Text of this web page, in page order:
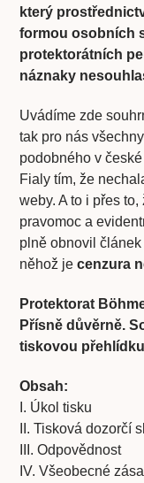
který
formou osobních
protektorátních
náznaky
Uvádíme zde
tak pro nás
podobného v
Fialy tím, že
weby. A to i přes
pravomoc a
plně obnovil
něhož je cenzura
Protektorat
Přísně důvěrně.
tiskovou
Obsah:
I. Úkol tisku
II. Tisková dozorčí
III. Odpovědnost
IV. Všeobecné